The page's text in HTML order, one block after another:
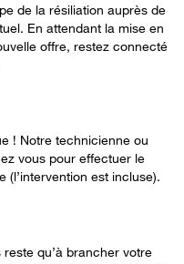
de la résiliation auprès de
En attendant la mise en
offre, restez connecté
! Notre technicienne ou
vous pour effectuer le
(l’intervention est incluse).
qu’à brancher votre